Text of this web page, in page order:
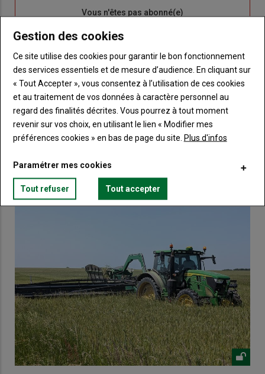
Vous n'êtes pas abonné(e)
BodyChoisissez votre formule et créez votre
compte pour accéder à tout Terre de
Touraine.
Lien Créez un compte
Gestion des cookies
Ce site utilise des cookies pour garantir le bon fonctionnement
des services essentiels et de mesure d’audience. En cliquant sur
« Tout Accepter », vous consentez à l’utilisation de ces cookies
et au traitement de vos données à caractère personnel au
regard des finalités décrites. Vous pourrez à tout moment
revenir sur vos choix, en utilisant le lien « Modifier mes
préférences cookies » en bas de page du site. Plus d'infos
Paramétrer mes cookies
Tout refuser Tout accepter